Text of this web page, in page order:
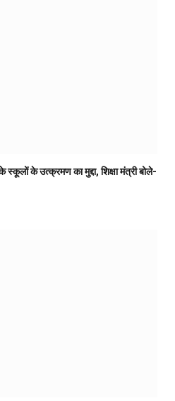
स्कूलों के उत्क्रमण का मुद्दा, शिक्षा मंत्री बोले-